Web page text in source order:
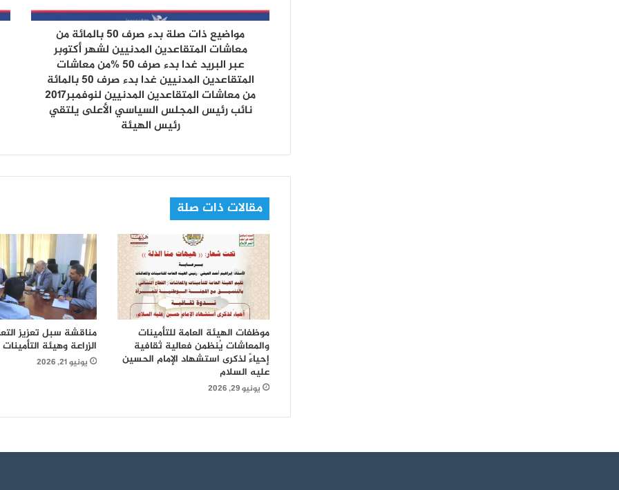
و
ن
مواضيع ذات صلة بدء صرف 50 بالمائة من
معاشات المتقاعدين المدنيين لشهر أكتوبر
عبر البريد غدا بدء صرف 50 %من معاشات
المتقاعدين المدنيين غدا بدء صرف 50 بالمائة
من معاشات المتقاعدين المدنيين لنوفمبر2017
نائب رئيس المجلس السياسي الأعلى يلتقي
رئيس الهيئة
مقالات ذات صلة
موظفات الهيئة العامة للتأمينات
والمعاشات يُنظمن فعالية ثقافية
إحياءً لذكرى استشهاد الإمام الحسين
عليه السلام
يونيو 29, 2026
مناقشة سبل تعزيز
الزراعة وهيئة
يونيو 21, 2026